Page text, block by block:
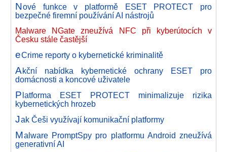
Nové funkce v platformě ESET PROTECT pro
bezpečné firemní používání AI nástrojů
Malware NGate zneužívá NFC při kyberútocích v
Česku stále častější
eCrime reporty o kybernetické kriminalitě
Akční nabídka kybernetické ochrany ESET pro
domácnosti a koncové uživatele
P latforma ESET PROTECT minimalizuje rizika
kybernetických hrozeb
Jak Češi využívají komunikační platformy
Malware PromptSpy pro platformu Android zneužívá
generativní AI